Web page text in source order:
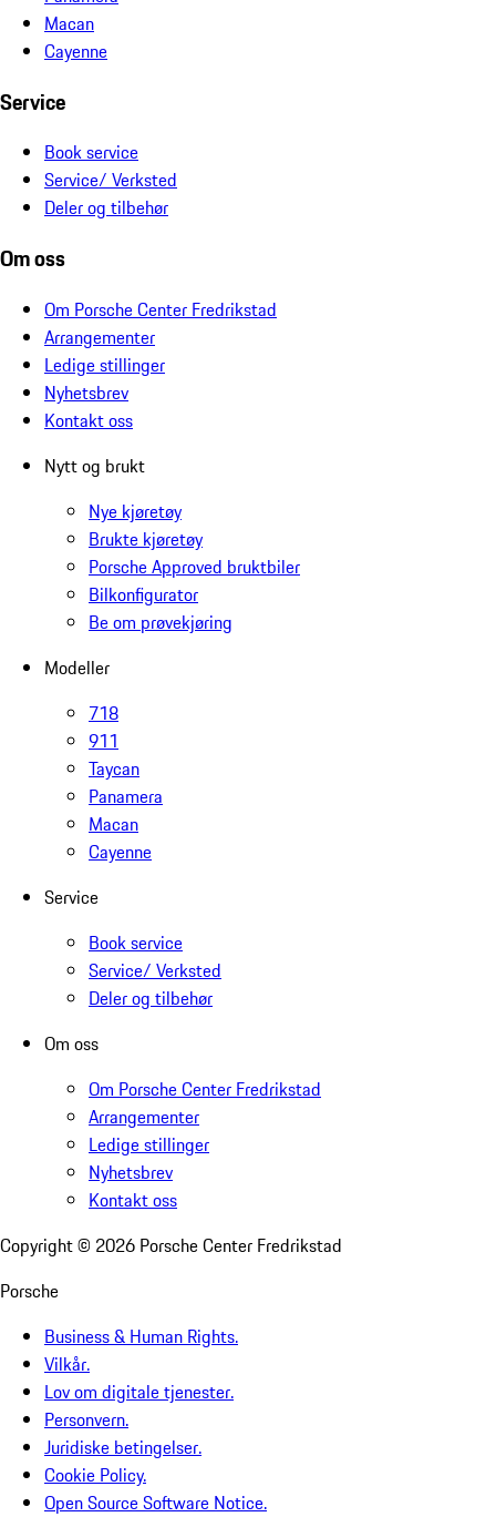
Macan
Cayenne
Service
Book service
Service/ Verksted
Deler og tilbehør
Om oss
Om Porsche Center Fredrikstad
Arrangementer
Ledige stillinger
Nyhetsbrev
Kontakt oss
Nytt og brukt
Nye kjøretøy
Brukte kjøretøy
Porsche Approved bruktbiler
Bilkonfigurator
Be om prøvekjøring
Modeller
718
911
Taycan
Panamera
Macan
Cayenne
Service
Book service
Service/ Verksted
Deler og tilbehør
Om oss
Om Porsche Center Fredrikstad
Arrangementer
Ledige stillinger
Nyhetsbrev
Kontakt oss
Copyright © 2026 Porsche Center Fredrikstad
Porsche
Business & Human Rights.
Vilkår.
Lov om digitale tjenester.
Personvern.
Juridiske betingelser.
Cookie Policy.
Open Source Software Notice.